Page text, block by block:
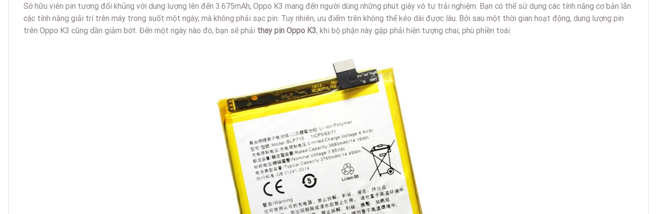
Sở hữu viên pin tương đối khủng với dung lượng lên đến 3.675mAh, Oppo K3 mang đến người dùng những phút giây vô tư trải nghiệm. Bạn có thể sử dụng các tính năng cơ bản lẫn
các tính năng giải trí trên máy trong suốt một ngày, mà không phải sạc pin. Tuy nhiên, ưu điểm trên không thể kéo dài được lâu. Bởi sau một thời gian hoạt động, dung lượng pin
trên Oppo K3 cũng dần giảm bớt. Đến một ngày nào đó, bạn sẽ phải thay pin Oppo K3, khi bộ phận này gặp phải hiện tượng chai, phù phiền toái.